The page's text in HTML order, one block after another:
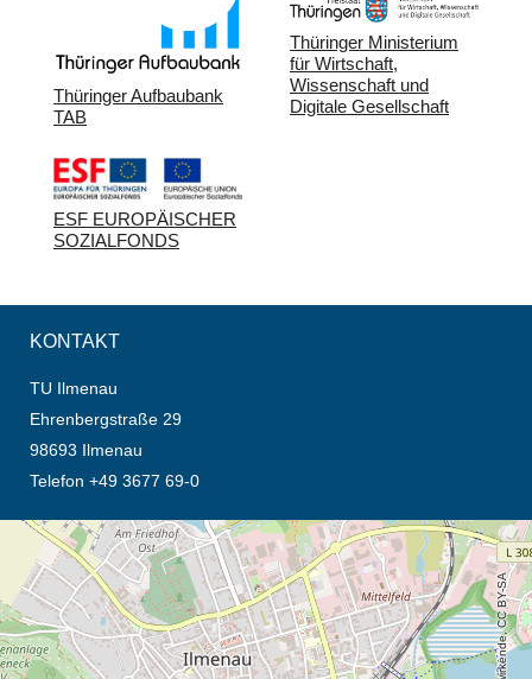
Thüringer Aufbaubank
TAB
Thüringer Ministerium
für Wirtschaft,
Wissenschaft und
Digitale Gesellschaft
ESF EUROPÄISCHER
SOZIALFONDS
KONTAKT
TU Ilmenau
Ehrenbergstraße 29
98693 Ilmenau
Telefon +49 3677 69-0
Öffnet die Anfahrtsbeschreibung in neuem Tab (Karte)